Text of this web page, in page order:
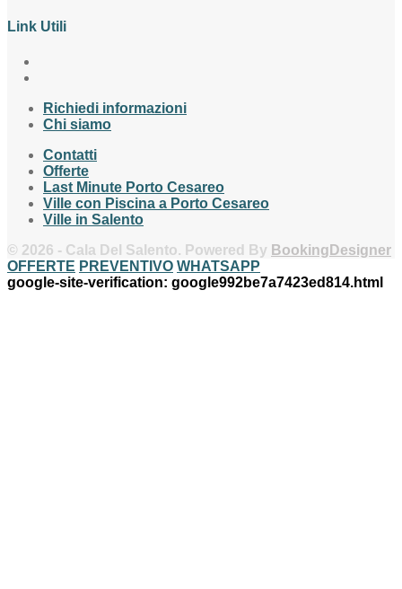
Link Utili
Richiedi informazioni
Chi siamo
Contatti
Offerte
Last Minute Porto Cesareo
Ville con Piscina a Porto Cesareo
Ville in Salento
© 2026 - Cala Del Salento. Powered By BookingDesigner
OFFERTE PREVENTIVO WHATSAPP
google-site-verification: google992be7a7423ed814.html